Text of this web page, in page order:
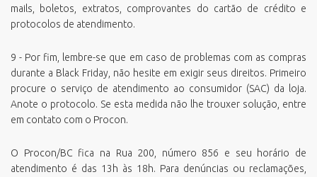
mails, boletos, extratos, comprovantes do cartão de crédito e
protocolos de atendimento.
9 - Por fim, lembre-se que em caso de problemas com as compras
durante a Black Friday, não hesite em exigir seus direitos. Primeiro
procure o serviço de atendimento ao consumidor (SAC) da loja.
Anote o protocolo. Se esta medida não lhe trouxer solução, entre
em contato com o Procon.
O Procon/BC fica na Rua 200, número 856 e seu horário de
atendimento é das 13h às 18h. Para denúncias ou reclamações,